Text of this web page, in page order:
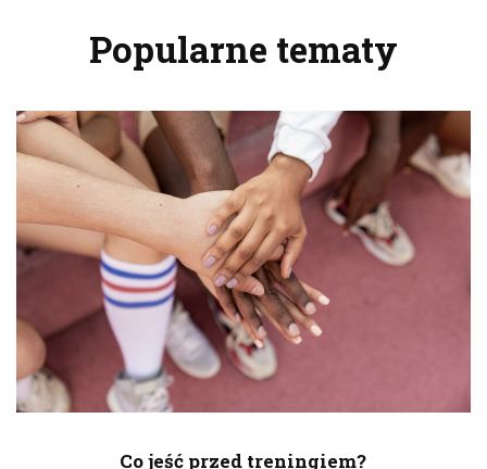
Popularne tematy
Co jeść przed treningiem?